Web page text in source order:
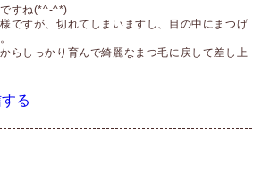
すね(*^-^*)
ですが、切れてしまいますし、目の中にまつげ
らしっかり育んで綺麗なまつ毛に戻して差し上
る